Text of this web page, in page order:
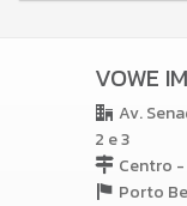
VOWE
Av.
2 e 3
Centro
Porto